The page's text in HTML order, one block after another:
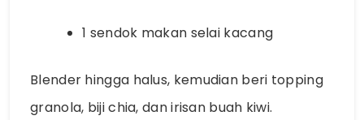
1 sendok makan selai kacang
Blender hingga halus, kemudian beri topping
granola, biji chia, dan irisan buah kiwi.